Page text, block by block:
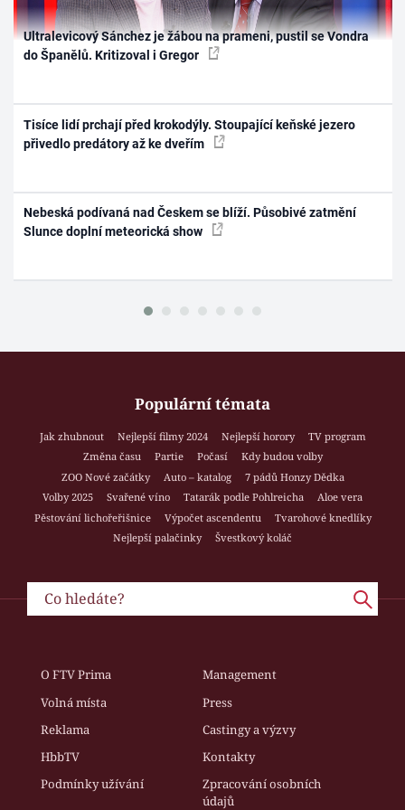
Ultralevicový Sánchez je žábou na prameni, pustil se Vondra
do Španělů. Kritizoval i Gregor
Tisíce lidí prchají před krokodýly. Stoupající keňské jezero
přivedlo predátory až ke dveřím
Nebeská podívaná nad Českem se blíží. Působivé zatmění
Slunce doplní meteorická show
Populární témata
Jak zhubnout Nejlepší filmy 2024 Nejlepší horory
TV program
Změna času
Partie Počasí
Kdy budou volby
ZOO Nové začátky
Auto – katalog
7 pádů Honzy Dědka
Volby 2025
Svařené víno Tatarák podle Pohlreicha
Aloe vera
Pěstování lichořeřišnice
Výpočet ascendentu
Tvarohové knedlíky
Nejlepší palačinky
Švestkový koláč
O FTV Prima
Management
Volná místa
Press
Reklama
Castingy a výzvy
HbbTV
Kontakty
Podmínky užívání
Zpracování osobních
údajů